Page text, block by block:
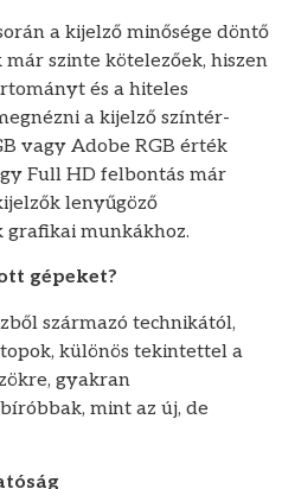
a kijelző minősége döntő
már szinte kötelezőek, hiszen
és a hiteles
a kijelző színtér-
vagy Adobe RGB érték
Full HD felbontás már
lenyűgöző
grafikai munkákhoz.
gépeket?
származó technikától,
különös tekintettel a
gyakran
mint az új, de